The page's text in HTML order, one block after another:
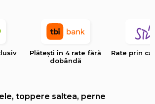
Plătești în 4 rate fără
dobândă
Rate prin
toppere saltea, perne